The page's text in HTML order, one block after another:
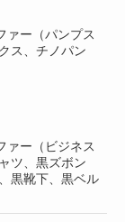
ァー（パンプス
ス、チノパン
ァー（ビジネス
ツ、黒ズボン
黒靴下、黒ベル